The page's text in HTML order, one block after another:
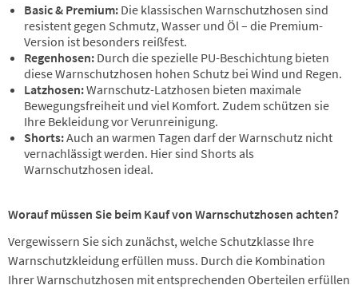
Basic & Premium: Die klassischen Warnschutzhosen sind
resistent gegen Schmutz, Wasser und Öl – die Premium-
Version ist besonders reißfest.
Regenhosen: Durch die spezielle PU-Beschichtung bieten
diese Warnschutzhosen hohen Schutz bei Wind und Regen.
Latzhosen:Warnschutz-Latzhosen bieten maximale
Bewegungsfreiheit und viel Komfort. Zudem schützen sie
Ihre Bekleidung vor Verunreinigung.
Shorts:Auch an warmen Tagen darf der Warnschutz nicht
vernachlässigt werden. Hier sind Shorts als
Warnschutzhosen ideal.
Worauf müssen Sie beim Kauf von Warnschutzhosen achten?
Vergewissern Sie sich zunächst, welche Schutzklasse Ihre
Warnschutzkleidung erfüllen muss. Durch die Kombination
Ihrer Warnschutzhosen mit entsprechenden Oberteilen erfüllen